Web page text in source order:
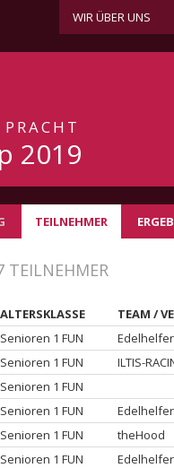
WIR ÜBER UNS
2019
TEILNEHMER
TEILNEHMER
ALTERSKLASSE
TEAM /
Senioren 1 FUN
Senioren 1 FUN
ILTIS-
Senioren 1 FUN
Senioren 1 FUN
Senioren 1 FUN
theHood
Senioren 1 FUN